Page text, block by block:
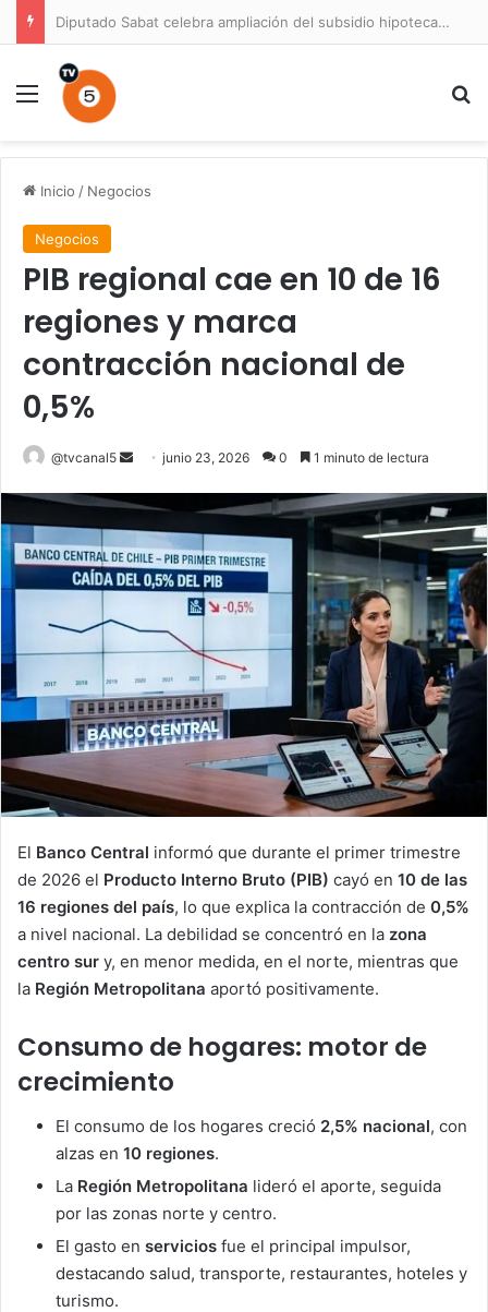
Diputado Sabat celebra ampliación del subsidio hipotecario con viviendas de hasta 6.000 UF
Menú
Inicio / Negocios
Negocios
PIB regional cae en 10 de 16
regiones y marca
contracción nacional de
0,5%
@tvcanal5
Send
email
junio 23, 2026 0 1 minuto de lectura
El Banco Central informó que durante el primer trimestre
de 2026 el Producto Interno Bruto (PIB) cayó en 10 de las
16 regiones del país, lo que explica la contracción de 0,5%
a nivel nacional. La debilidad se concentró en la zona
centro sur y, en menor medida, en el norte, mientras que
la Región Metropolitana aportó positivamente.
Consumo de hogares: motor de
crecimiento
El consumo de los hogares creció 2,5% nacional, con
alzas en 10 regiones.
La Región Metropolitana lideró el aporte, seguida
por las zonas norte y centro.
El gasto en servicios fue el principal impulsor,
destacando salud, transporte, restaurantes, hoteles y
turismo.